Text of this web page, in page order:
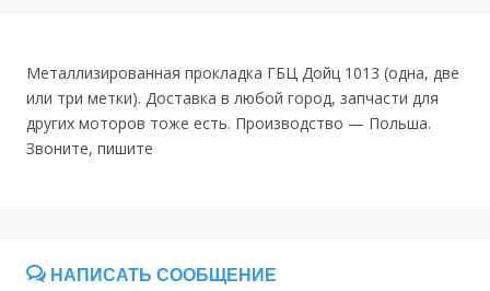
Металлизированная прокладка ГБЦ Дойц 1013 (одна, две
или три метки). Доставка в любой город, запчасти для
других моторов тоже есть. Производство — Польша.
Звоните, пишите
НАПИСАТЬ СООБЩЕНИЕ